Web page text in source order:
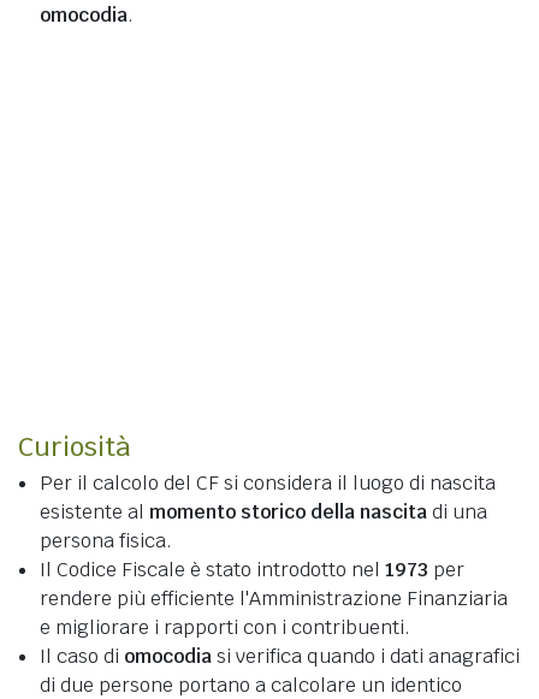
omocodia.
Curiosità
Per il calcolo del CF si considera il luogo di nascita
esistente al momento storico della nascitadi una
persona fisica.
Il Codice Fiscale è stato introdotto nel 1973 per
rendere più efficiente l'Amministrazione Finanziaria
e migliorare i rapporti con i contribuenti.
Il caso di omocodiasi verifica quando i dati anagrafici
di due persone portano a calcolare un identico